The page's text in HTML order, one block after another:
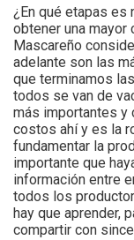
¿En qué etapas es
obtener una mayor
Mascareño
adelante son las
que terminamos
todos se van de
más importantes y
costos ahí y es la
fundamentar la
importante que
información entre
todos los
hay que aprender,
compartir con